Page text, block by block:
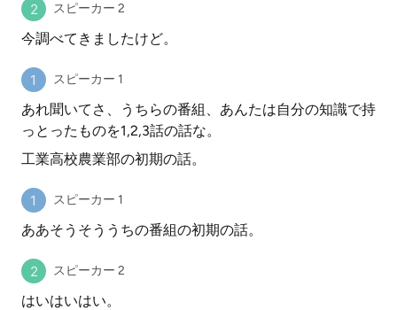
スピーカー 2
今調べてきましたけど。
スピーカー 1
あれ聞いてさ、うちらの番組、あんたは自分の知識で持
っとったものを1,2,3話の話な。
工業高校農業部の初期の話。
スピーカー 1
ああそうそううちの番組の初期の話。
スピーカー 2
はいはいはい。